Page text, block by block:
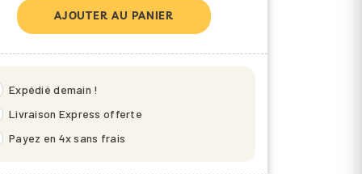
AJOUTER AU PANIER
Expédié demain !
Livraison Express offerte
Payez en 4x sans frais